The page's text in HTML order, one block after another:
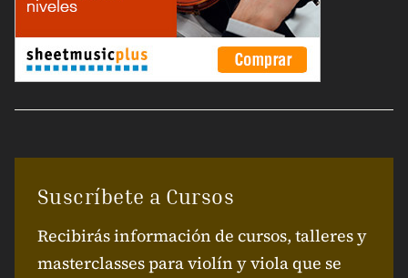
Suscríbete a Cursos
Recibirás información de cursos, talleres y
masterclasses para violín y viola que se